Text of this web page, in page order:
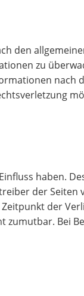
den
zu
nach
haben.
der
der
Bei